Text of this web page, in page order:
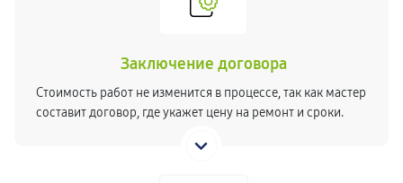
Заключение договора
Стоимость работ не изменится в процессе, так как мастер
составит договор, где укажет цену на ремонт и сроки.